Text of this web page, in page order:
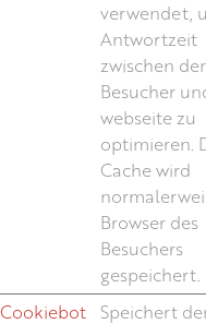
verwendet,
Antwortzeit
zwischen
Besucher
webseite zu
optimieren.
Cache wird
Browser des
Besuchers
gespeichert.
Cookiebot
Speichert